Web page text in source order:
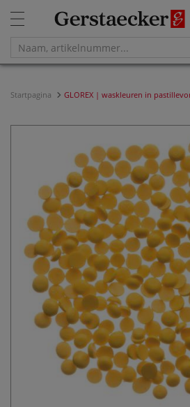
Startpagina GLOREX | waskleuren in